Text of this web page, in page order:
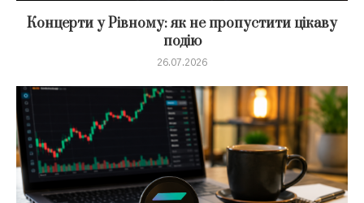
Концерти у Рівному: як не пропустити цікаву
подію
26.07.2026